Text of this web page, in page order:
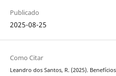
Publicado
2025-08-25
Como Citar
Leandro dos Santos, R. (2025).